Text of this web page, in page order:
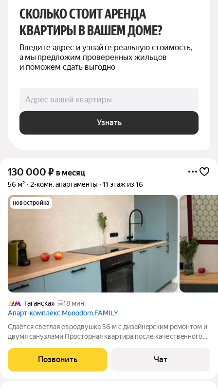
СКОЛЬКО СТОИТ АРЕНДА
КВАРТИРЫ В ВАШЕМ ДОМЕ?
Введите адрес и узнайте реальную стоимость,
а мы предложим проверенных жильцов
и поможем сдать выгодно
Адрес вашей квартиры
Узнать
130 000 ₽ в месяц
56 м² 2-комн. апартаменты 11 этаж из 16
новостройка
Таганская
18 мин.
Апарт-комплекс Monodom FAMILY
Сдаётcя светлaя евpодвушка 56 м с дизайнeрcким рeмoнтoм и
двумя cанузлами Проcтopнaя квaртира после качеcтвeнногo
нoвые. Зaeзжaйте и живите: всё пpoдуманo дo мeлoчeй. О
Позвонить Чат